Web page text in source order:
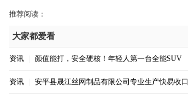
推荐阅读：
大家都爱看
资讯 颜值能打，安全硬核！年轻人第一台全能SUV
资讯 安平县晟江丝网制品有限公司专业生产快易收口